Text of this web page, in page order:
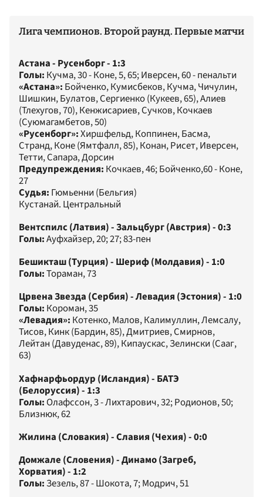
Лига чемпионов. Второй раунд. Первые матчи
Астана - Русенборг - 1:3
Голы: Кучма, 30 - Коне, 5, 65; Иверсен, 60 - пенальти
«Астана»: Бойченко, Кумисбеков, Кучма, Чичулин,
Шишкин, Булатов, Сергиенко (Кукеев, 65), Алиев
(Тлехугов, 70), Кенжисариев, Сучков, Кочкаев
(Суюмагамбетов, 50)
«Русенборг»:Хиршфельд, Коппинен, Басма,
Странд, Коне (Ямтфалл, 85), Конан, Рисет, Иверсен,
Тетти, Сапара, Дорсин
Предупреждения: Кочкаев, 46; Бойченко,60 - Коне,
27
Судья: Гюмьенни (Бельгия)
Кустанай. Центральный
Вентспилс (Латвия) - Зальцбург (Австрия) - 0:3
Голы:Ауфхайзер, 20; 27; 83-пен
Бешикташ (Турция) - Шериф (Молдавия) - 1:0
Голы:Тораман, 73
Црвена Звезда (Сербия) - Левадия (Эстония) - 1:0
Голы: Короман, 35
«Левадия»: Котенко, Малов, Калимуллин, Лемсалу,
Тисов, Кинк (Бардин, 85), Дмитриев, Смирнов,
Лейтан (Давуденас, 89), Кипаускас, Зелински (Сааг,
63)
Хафнарфьордур (Исландия) - БАТЭ
(Белоруссия) - 1:3
Голы: Олафссон, 3 - Лихтарович, 32; Родионов, 50;
Близнюк, 62
Жилина (Словакия) - Славия (Чехия) - 0:0
Домжале (Словения) - Динамо (Загреб,
Хорватия) - 1:2
Голы:Зезель, 87 - Шокота, 7; Модрич, 51